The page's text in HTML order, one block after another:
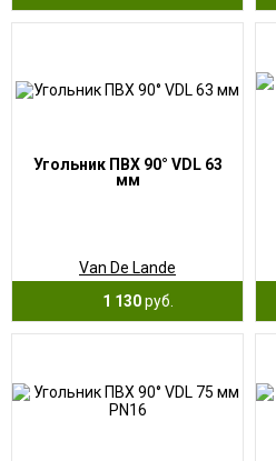
Угольник ПВХ 90° VDL 63
мм
Van De Lande
1 130руб.